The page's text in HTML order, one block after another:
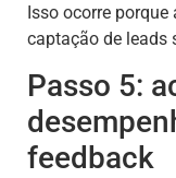
Isso ocorre
captação de leads
Passo 5:
feedback